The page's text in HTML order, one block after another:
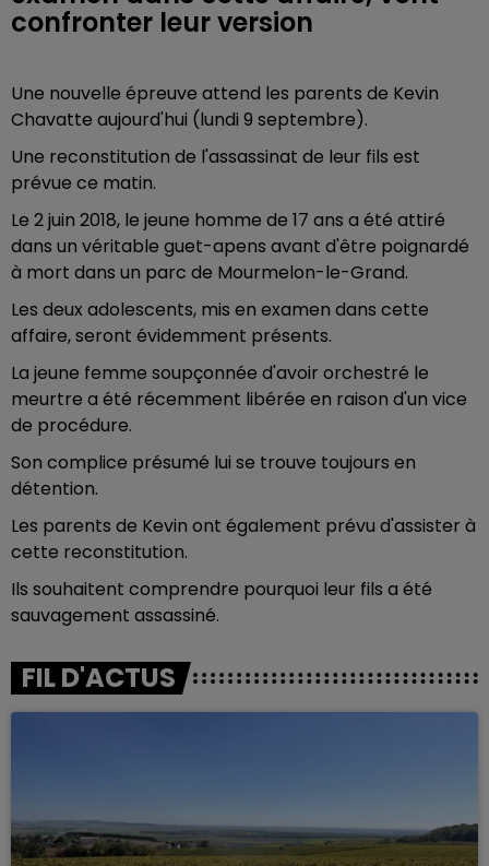
confronter leur version
Une nouvelle épreuve attend les parents de Kevin
Chavatte aujourd'hui (lundi 9 septembre).
Une reconstitution de l'assassinat de leur fils est
prévue ce matin.
Le 2 juin 2018, le jeune homme de 17 ans a été attiré
dans un véritable guet-apens avant d'être poignardé
à mort dans un parc de Mourmelon-le-Grand.
Les deux adolescents, mis en examen dans cette
affaire, seront évidemment présents.
La jeune femme soupçonnée d'avoir orchestré le
meurtre a été récemment libérée en raison d'un vice
de procédure.
Son complice présumé lui se trouve toujours en
détention.
Les parents de Kevin ont également prévu d'assister à
cette reconstitution.
Ils souhaitent comprendre pourquoi leur fils a été
sauvagement assassiné.
FIL D'ACTUS